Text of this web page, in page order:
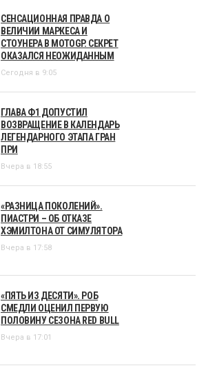
СЕНСАЦИОННАЯ ПРАВДА О
ВЕЛИЧИИ МАРКЕСА И
СТОУНЕРА В MOTOGP. СЕКРЕТ
ОКАЗАЛСЯ НЕОЖИДАННЫМ
Сегодня в 9:05
ГЛАВА Ф1 ДОПУСТИЛ
ВОЗВРАЩЕНИЕ В КАЛЕНДАРЬ
ЛЕГЕНДАРНОГО ЭТАПА ГРАН
ПРИ
Вчера в 18:55
«РАЗНИЦА ПОКОЛЕНИЙ».
ПИАСТРИ – ОБ ОТКАЗЕ
ХЭМИЛТОНА ОТ СИМУЛЯТОРА
Вчера в 17:58
«ПЯТЬ ИЗ ДЕСЯТИ». РОБ
СМЕДЛИ ОЦЕНИЛ ПЕРВУЮ
ПОЛОВИНУ СЕЗОНА RED BULL
Вчера в 17:01